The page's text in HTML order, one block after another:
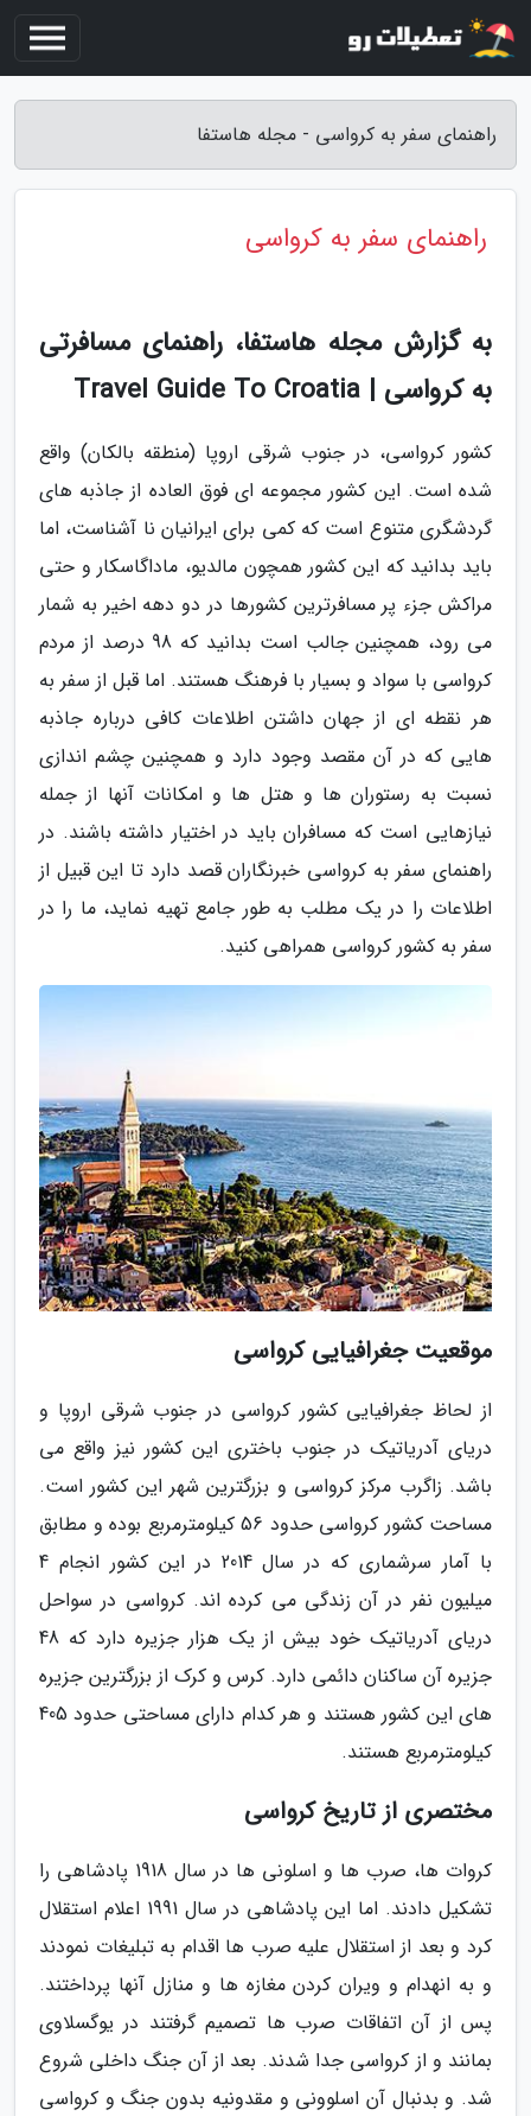
راهنمای سفر به کرواسی - مجله هاستفا
راهنمای سفر به کرواسی
به گزارش مجله هاستفا، راهنمای مسافرتی
به کرواسی | Travel Guide To Croatia
کشور کرواسی، در جنوب شرقی اروپا (منطقه بالکان) واقع
شده است. این کشور مجموعه ای فوق العاده از جاذبه های
گردشگری متنوع است که کمی برای ایرانیان نا آشناست، اما
باید بدانید که این کشور همچون مالدیو، ماداگاسکار و حتی
مراکش جزء پر مسافرترین کشورها در دو دهه اخیر به شمار
می رود، همچنین جالب است بدانید که 98 درصد از مردم
کرواسی با سواد و بسیار با فرهنگ هستند. اما قبل از سفر به
هر نقطه ای از جهان داشتن اطلاعات کافی درباره جاذبه
هایی که در آن مقصد وجود دارد و همچنین چشم اندازی
نسبت به رستوران ها و هتل ها و امکانات آنها از جمله
نیازهایی است که مسافران باید در اختیار داشته باشند. در
راهنمای سفر به کرواسی خبرنگاران قصد دارد تا این قبیل از
اطلاعات را در یک مطلب به طور جامع تهیه نماید، ما را در
سفر به کشور کرواسی همراهی کنید.
موقعیت جغرافیایی کرواسی
از لحاظ جغرافیایی کشور کرواسی در جنوب شرقی اروپا و
دریای آدریاتیک در جنوب باختری این کشور نیز واقع می
باشد. زاگرب مرکز کرواسی و بزرگترین شهر این کشور است.
مساحت کشور کرواسی حدود 56 کیلومترمربع بوده و مطابق
با آمار سرشماری که در سال 2014 در این کشور انجام 4
میلیون نفر در آن زندگی می کرده اند. کرواسی در سواحل
دریای آدریاتیک خود بیش از یک هزار جزیره دارد که 48
جزیره آن ساکنان دائمی دارد. کرس و کرک از بزرگترین جزیره
های این کشور هستند و هر کدام دارای مساحتی حدود 405
کیلومترمربع هستند.
مختصری از تاریخ کرواسی
کروات ها، صرب ها و اسلونی ها در سال 1918 پادشاهی را
تشکیل دادند. اما این پادشاهی در سال 1991 اعلام استقلال
کرد و بعد از استقلال علیه صرب ها اقدام به تبلیغات نمودند
و به انهدام و ویران کردن مغازه ها و منازل آنها پرداختند.
پس از آن اتفاقات صرب ها تصمیم گرفتند در یوگسلاوی
بمانند و از کرواسی جدا شدند. بعد از آن جنگ داخلی شروع
شد. و بدنبال آن اسلوونی و مقدونیه بدون جنگ و کرواسی